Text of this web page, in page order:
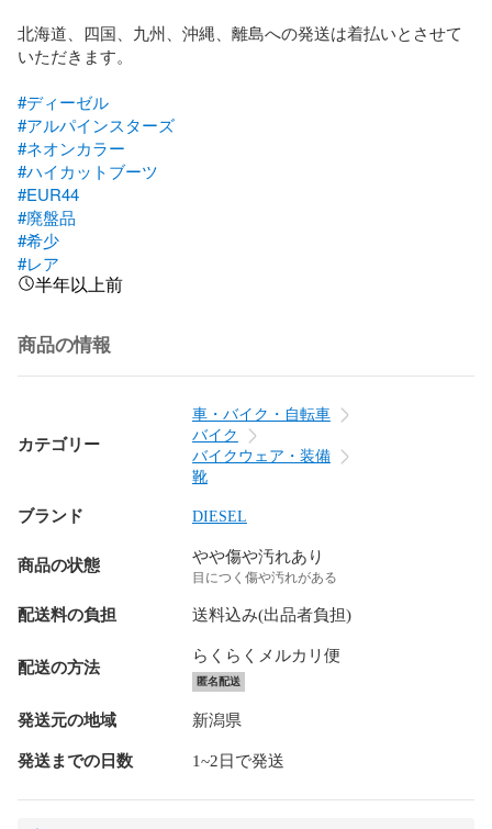
北海道、四国、九州、沖縄、離島への発送は着払いとさせて
いただきます。
#ディーゼル
#アルパインスターズ
#ネオンカラー
#ハイカットブーツ
#EUR44
#廃盤品
#希少
#レア
半年以上前
商品の情報
カテゴリー
車・バイク・自転車
バイク
バイクウェア・装備
靴
ブランド DIESEL
商品の状態 やや傷や汚れあり
目につく傷や汚れがある
配送料の負担 送料込み(出品者負担)
配送の方法
らくらくメルカリ便
匿名配送
発送元の地域 新潟県
発送までの日数 1~2日で発送